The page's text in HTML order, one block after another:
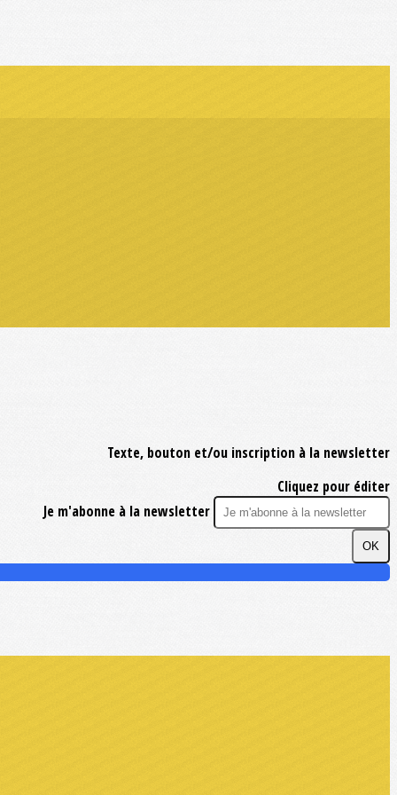
Texte, bouton et/ou inscription à la newsletter
Cliquez pour éditer
Je m'abonne à la newsletter
OK